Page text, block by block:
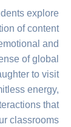
explore
of content
and
of global
to visit
energy,
that
classrooms.